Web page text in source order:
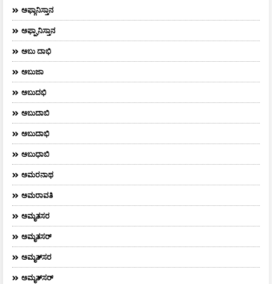
ಅಫ್ಗಾನಿಸ್ತಾನ
ಅಫ್ಘಾನಿಸ್ತಾನ
ಅಬು ದಾಭಿ
ಅಬುಜಾ
ಅಬುದಭಿ
ಅಬುದಾಬಿ
ಅಬುದಾಭಿ
ಅಬುಧಾಬಿ
ಅಮರನಾಥ
ಅಮರಾವತಿ
ಅಮೃತಸರ
ಅಮೃತಸರ್
ಅಮೃತ್‌ಸರ
ಅಮೃತ್​ಸರ್​